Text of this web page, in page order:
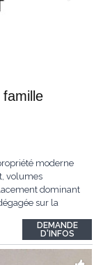
moderne
volumes
dominant
sur la
utile de plus
DEMANDE
D'INFOS